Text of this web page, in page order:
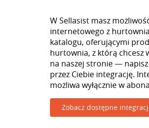
W Sellasist masz
internetowego z
katalogu, oferującymi
hurtownia, z którą chcesz
na naszej stronie —
przez Ciebie integrację.
możliwa wyłącznie w
Zobacz dostępne